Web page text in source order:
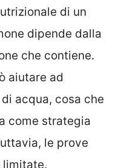
di un
dipende dalla
che contiene.
aiutare ad
acqua, cosa che
come strategia
le prove
limitate.